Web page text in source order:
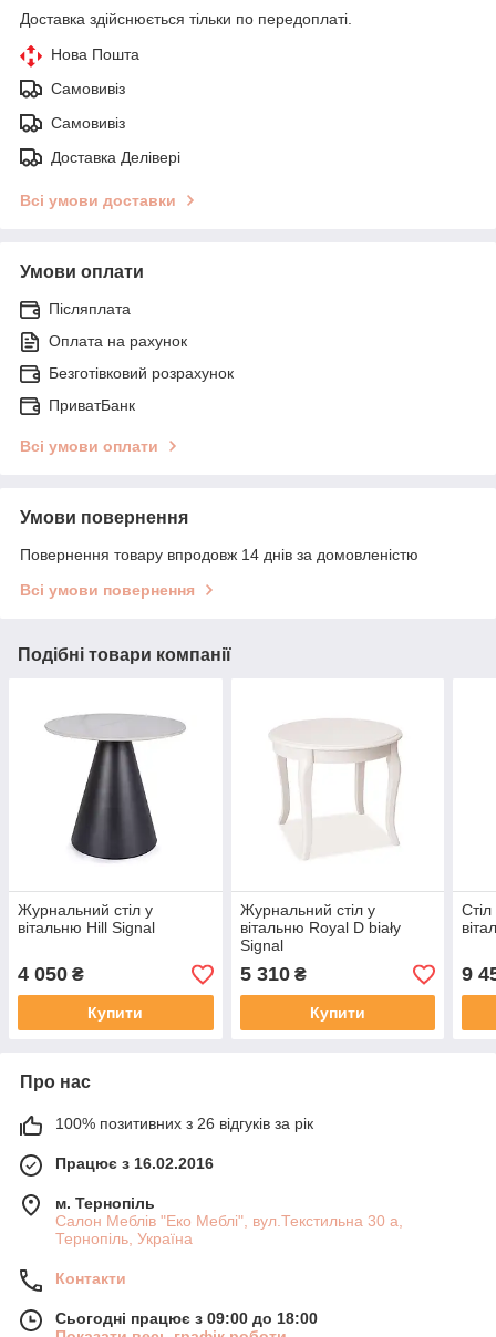
Доставка здійснюється тільки по передоплаті.
Нова Пошта
Самовивіз
Самовивіз
Доставка Делівері
Всі умови доставки
Умови оплати
Післяплата
Оплата на рахунок
Безготівковий розрахунок
ПриватБанк
Всі умови оплати
Умови повернення
Повернення товару впродовж 14 днів за домовленістю
Всі умови повернення
Подібні товари компанії
Журнальний стіл у
вітальню Hill Signal
4 050 ₴
Купити
Журнальний стіл у
вітальню Royal D biały
Signal
5 310₴
Купити
9
Про нас
100% позитивних з 26 відгуків за рік
Працює з 16.02.2016
м. Тернопіль
Салон Меблів "Еко Меблі", вул.Текстильна 30 а,
Тернопіль, Україна
Контакти
Сьогодні працює з 09:00 до 18:00